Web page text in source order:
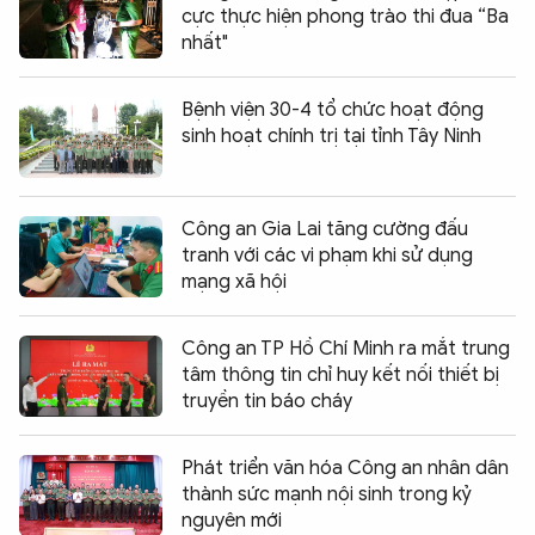
cực thực hiện phong trào thi đua “Ba
nhất"
Bệnh viện 30-4 tổ chức hoạt động
sinh hoạt chính trị tại tỉnh Tây Ninh
Công an Gia Lai tăng cường đấu
tranh với các vi phạm khi sử dụng
mạng xã hội
Công an TP Hồ Chí Minh ra mắt trung
tâm thông tin chỉ huy kết nối thiết bị
truyền tin báo cháy
Phát triển văn hóa Công an nhân dân
thành sức mạnh nội sinh trong kỷ
nguyên mới